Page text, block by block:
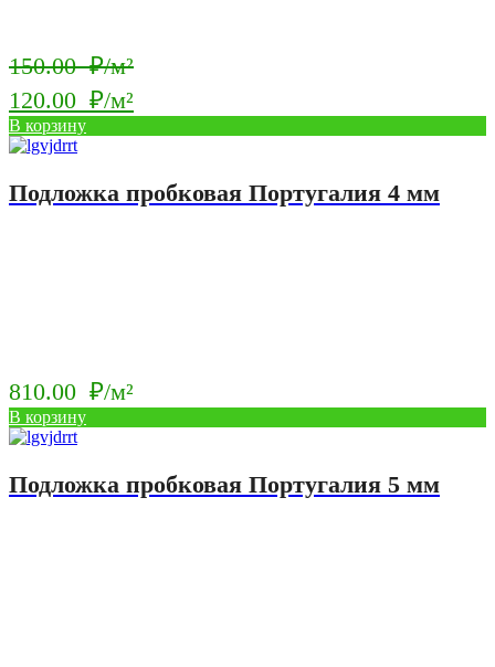
150.00₽/м²Первоначальная
составляла
м².
120.00 ₽/м²
Текущая
цена:
120.00
В корзину
Подложка пробковая Португалия 4 мм
810.00 ₽/м²
В корзину
Подложка пробковая Португалия 5 мм